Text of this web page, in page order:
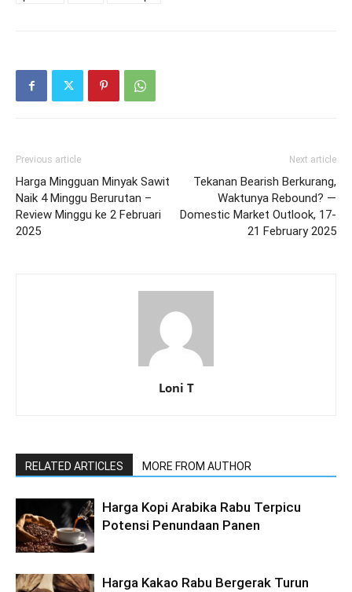
Previous article
Harga Mingguan Minyak Sawit
Naik 4 Minggu Berurutan –
Review Minggu ke 2 Februari
2025
Next article
Tekanan Bearish Berkurang,
Waktunya Rebound? —
Domestic Market Outlook, 17-
21 February 2025
Loni T
RELATED ARTICLES MORE FROM AUTHOR
Harga Kopi Arabika Rabu Terpicu
Potensi Penundaan Panen
Harga Kakao Rabu Bergerak Turun